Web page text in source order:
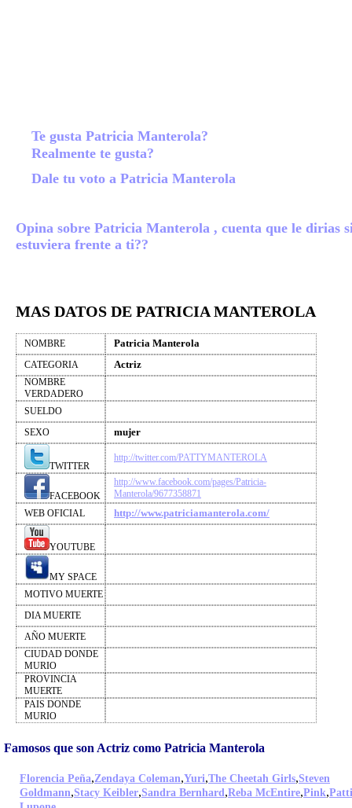
Te gusta Patricia Manterola?
Realmente te gusta?
Dale tu voto a Patricia Manterola
Opina sobre Patricia Manterola , cuenta que le dirias
estuviera frente a ti??
MAS DATOS DE PATRICIA MANTEROLA
NOMBRE Patricia Manterola
CATEGORIA Actriz
NOMBRE
VERDADERO
SUELDO
SEXO
mujer
TWITTER
http://twitter.com/PATTYMANTEROLA
FACEBOOK
http://www.facebook.com/pages/Patricia-
Manterola/9677358871
WEB OFICIAL
http://www.patriciamanterola.com/
YOUTUBE
MY SPACE
MOTIVO MUERTE
DIA MUERTE
AÑO MUERTE
CIUDAD DONDE
MURIO
PROVINCIA
MUERTE
PAIS DONDE
MURIO
Famosos que son Actriz como Patricia Manterola
Florencia Peña,Zendaya Coleman,Yuri,The Cheetah Girls,Steven
Goldmann,Stacy Keibler,Sandra Bernhard,Reba McEntire,Pink,Patti